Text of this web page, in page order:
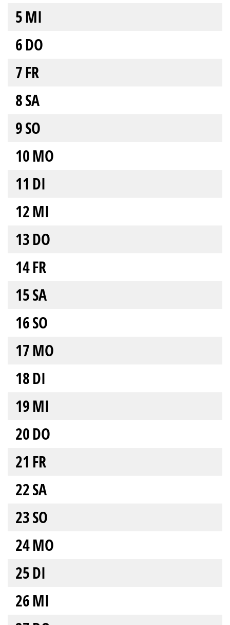
5MI
6DO
7FR
8SA
9SO
10MO
11 DI
12MI
13DO
14FR
15SA
16SO
17MO
18DI
19MI
20DO
21 FR
22SA
23SO
24MO
25DI
26MI